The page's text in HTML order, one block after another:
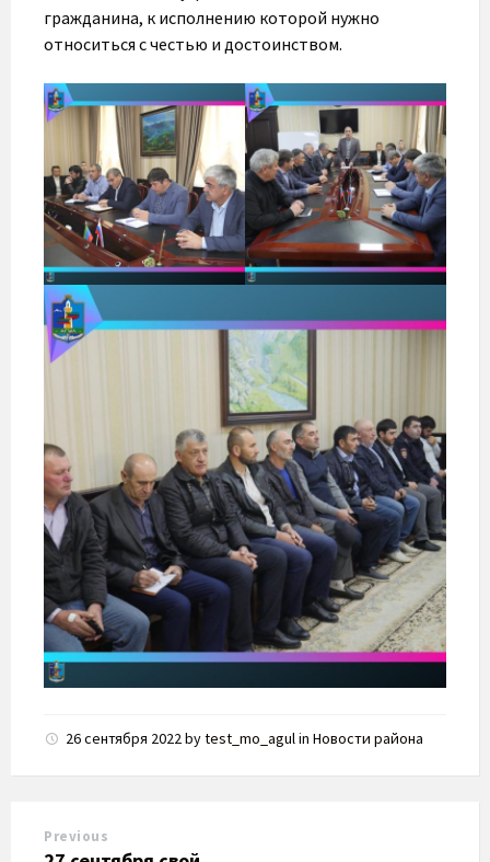
гражданина, к исполнению которой нужно
относиться с честью и достоинством.
26 сентября 2022bytest_mo_agulin Новости района
Previous